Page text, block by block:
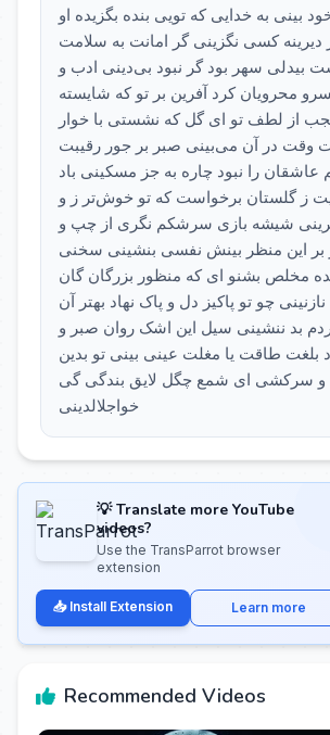
بینی به خدایی که تویی بنده بگزیده او
دیرینه کسی نگزینی گر امانت به سلامت
بیدلی سهر بود گر نبود بی‌دینی ادب و
محرویان کرد آفرین بر تو که شایسته
از لطف تو ای گل که نشستی با خوار
وقت در آن می‌بینی صبر بر جور رقیبت
عاشقان را نبود چاره به جز مسکینی باد
ز گلستان برخواست که تو خوش‌تر ز و
شیشه بازی سرشکم نگری از چپ و
این منظر بینش نفسی بنشینی سخنی
مخلص بشنو ای که منظور بزرگان گان
چو تو پاکیز دل و پاک نهاد بهتر آن
بد ننشینی سیل این اشک روان صبر و
بلغت طاقت یا مغلت عینی بینی تو بدین
و سرکشی ای شمع چگل لایق بندگی گی
خواجلالدینی
💡 Translate more YouTube
videos?
Use the TransParrot browser
extension
📥 Install Extension Learn more
Recommended Videos